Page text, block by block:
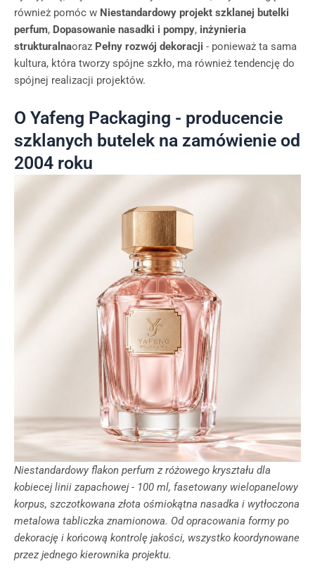
również pomóc w Niestandardowy projekt szklanej butelki
perfum, Dopasowanie nasadki i pompy, inżynieria
strukturalnaoraz Pełny rozwój dekoracji - ponieważ ta sama
kultura, która tworzy spójne szkło, ma również tendencję do
spójnej realizacji projektów.
O Yafeng Packaging - producencie
szklanych butelek na zamówienie od
2004 roku
Niestandardowy flakon perfum z różowego kryształu dla
kobiecej linii zapachowej - 100 ml, fasetowany wielopanelowy
korpus, szczotkowana złota ośmiokątna nasadka i wytłoczona
metalowa tabliczka znamionowa. Od opracowania formy po
dekorację i końcową kontrolę jakości, wszystko koordynowane
przez jednego kierownika projektu.